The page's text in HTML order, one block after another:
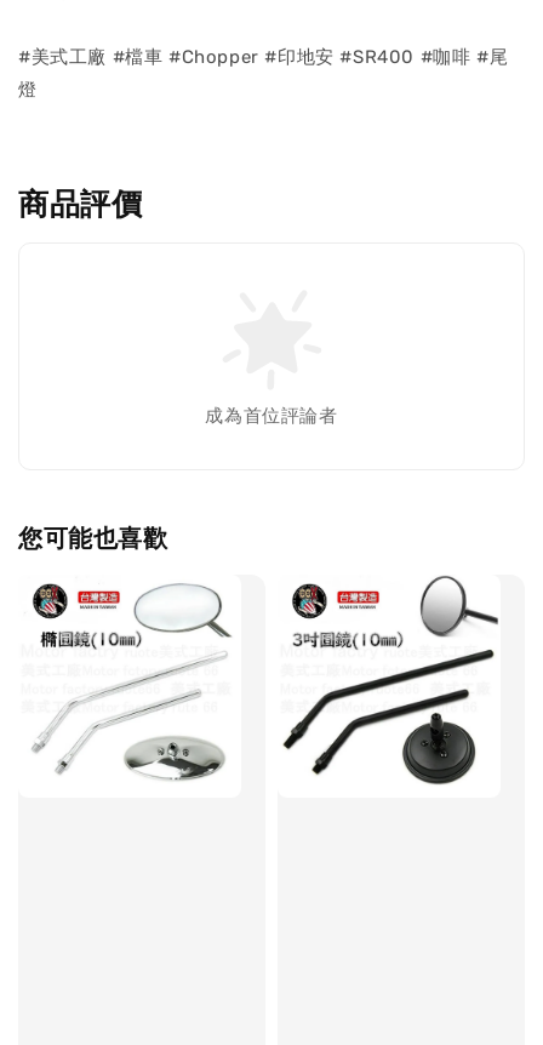
#美式工廠 #檔車 #Chopper #印地安 #SR400 #咖啡 #尾
燈
商品評價
成為首位評論者
您可能也喜歡